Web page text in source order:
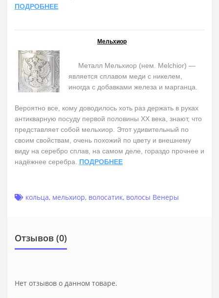
ПОДРОБНЕЕ
Мельхиор
Металл Мельхиор (нем. Melchior) —
является сплавом меди с никелем,
иногда с добавками железа и марганца.
Вероятно все, кому доводилось хоть раз держать в руках
антикварную посуду первой половины ХХ века, знают, что
представляет собой мельхиор. Этот удивительный по
своим свойствам, очень похожий по цвету и внешнему
виду на серебро сплав, на самом деле, гораздо прочнее и
надёжнее серебра. ПОДРОБНЕЕ
кольца, мельхиор, волосатик, волосы Венеры
Отзывов (0)
Нет отзывов о данном товаре.